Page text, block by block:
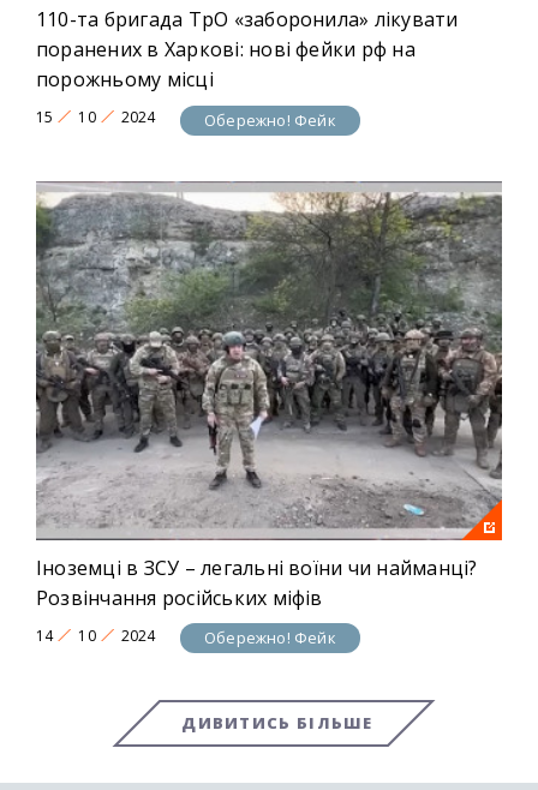
110-та бригада ТрО «заборонила» лікувати
поранених в Харкові: нові фейки рф на
порожньому місці
15 10 2024 Обережно! Фейк
Іноземці в ЗСУ – легальні воїни чи найманці?
Розвінчання російських міфів
14 10 2024 Обережно! Фейк
ДИВИТИСЬ БІЛЬШЕ